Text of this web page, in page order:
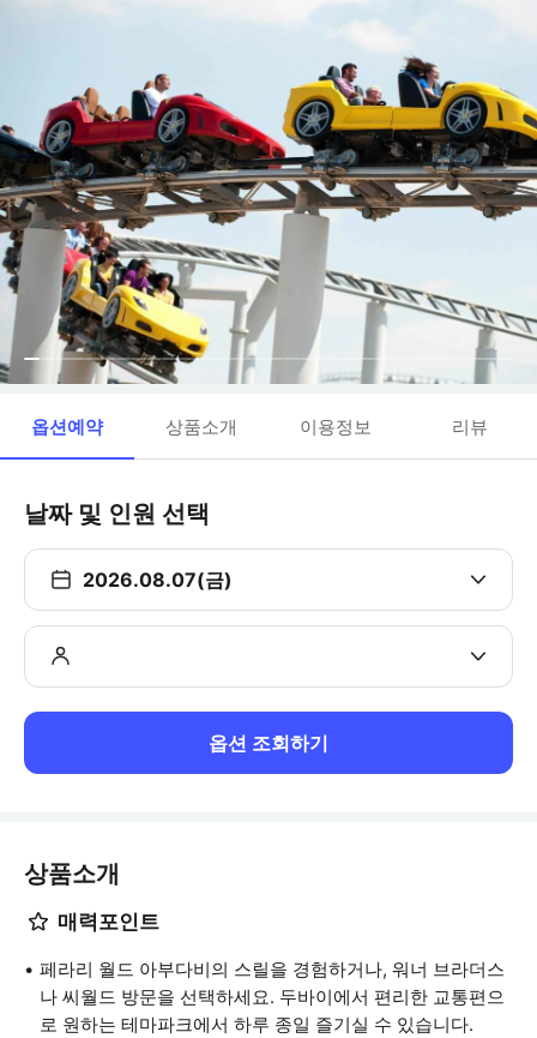
옵션예약 상품소개 이용정보 리뷰
날짜 및 인원 선택
2026.08.07(금)
옵션 조회하기
상품소개
매력포인트
페라리 월드 아부다비의 스릴을 경험하거나, 워너 브라더스
나 씨월드 방문을 선택하세요. 두바이에서 편리한 교통편으
로 원하는 테마파크에서 하루 종일 즐기실 수 있습니다.